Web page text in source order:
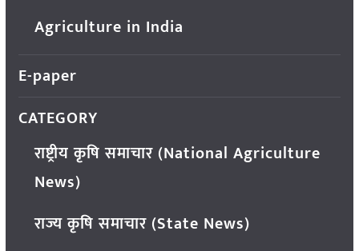
Agriculture in India
E-paper
CATEGORY
राष्ट्रीय कृषि समाचार (National Agriculture
News)
राज्य कृषि समाचार (State News)